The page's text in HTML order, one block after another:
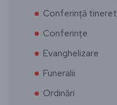
Conferință tineret
Conferințe
Evanghelizare
Funeralii
Ordinări